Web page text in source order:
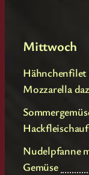
Mittwoch
Hähnchenfilet
Mozzarella
Nudelpfanne
Gemüse